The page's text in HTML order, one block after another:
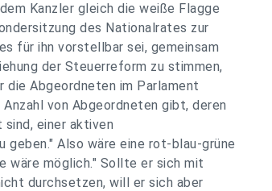
Kanzler gleich die weiße Flagge
des Nationalrates zur
für ihn vorstellbar sei, gemeinsam
der Steuerreform zu stimmen,
die Abgeordneten im Parlament
von Abgeordneten gibt, deren
einer aktiven
geben." Also wäre eine rot-blau-grüne
wäre möglich." Sollte er sich mit
durchsetzen, will er sich aber